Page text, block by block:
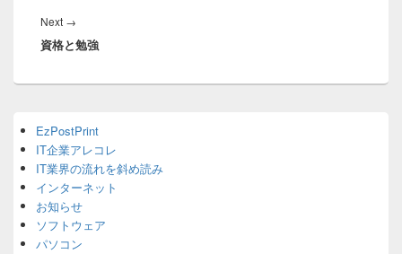
ゲ
ー
シ
Next →
post:
資格と勉強
Sidebar
Widget
Area
EzPostPrint
IT企業アレコレ
IT業界の流れを斜め読み
インターネット
お知らせ
ソフトウェア
パソコン